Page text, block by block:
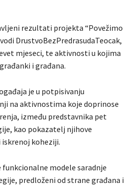
rezultati projekta “Povežimo
DrustvoBezPredrasudaTeocak,
mjeseci, te aktivnosti u kojima
i građana.
je u potpisivanju
na aktivnostima koje doprinose
između predstavnika pet
kao pokazatelj njihove
koheziji.
modele saradnje
predloženi od strane građana i